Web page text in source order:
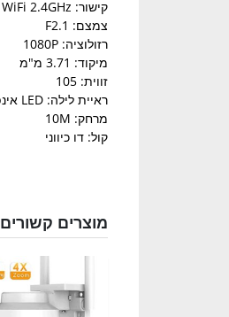
קישור: WiFi 2.4GHz
צמצם: F2.1
רזולוציה: 1080P
מיקוד: 3.71 מ"מ
זווית: 105
ראיית לילה: LED אינפרא אדום 4*850nm
מרחק: 10M
קול: דו כיווני
מוצרים קשורים